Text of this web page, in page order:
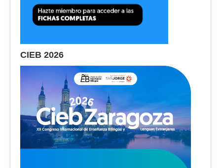
CIEB 2026